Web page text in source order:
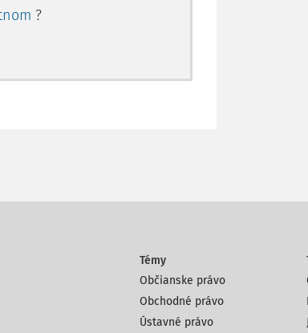
?
Témy
Občianske právo
Obchodné právo
Ústavné právo